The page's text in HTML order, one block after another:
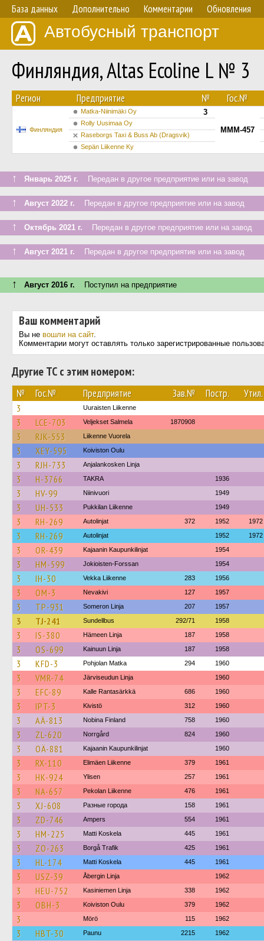
База данных Дополнительно Комментарии Обновления
Автобусный транспорт
Финляндия, Altas Ecoline L № 3
Регион Предприятие № Гос.№
Финляндия
Matka-Niinimäki Oy
3
MMM-457
Rolly Uusimaa Oy
Raseborgs Taxi & Buss Ab (Dragsvik)
Sepän Liikenne Ky
↑ Январь 2025 г. Передан в другое предприятие или на завод
↑ Август 2022 г. Передан в другое предприятие или на завод
↑ Октябрь 2021 г. Передан в другое предприятие или на завод
↑ Август 2021 г. Передан в другое предприятие или на завод
↑ Август 2016 г. Поступил на предприятие
Ваш комментарий
Вы не вошли на сайт.
Комментарии могут оставлять только зарегистрированные
Другие ТС с этим номером:
№ Гос.№ Предприятие Зав.№ Постр. Утил.
3 Uuraisten Liikenne
3 LCE-703 Veljekset Salmela 1870908
3 RJK-553 Liikenne Vuorela
3 XEY-595 Koiviston Oulu
3 RJH-733 Anjalankosken Linja
3 H-3766 TAKRA 1936
3 HV-99 Niinivuori 1949
3 UH-533 Pukkilan Liikenne 1949
3 RH-269 Autolinjat 372 1952 1972
3 RH-269 Autolinjat 1952 1972
3 OR-439 Kajaanin Kaupunkilinjat 1954
3 HM-599 Jokioisten-Forssan 1954
3 IH-30 Vekka Liikenne 283 1956
3 OM-3 Nevakivi 127 1957
3 TP-931 Someron Linja 207 1957
3 TJ-241 Sundellbus 292/71 1958
3 IS-380 Hämeen Linja 187 1958
3 OS-699 Kainuun Linja 187 1958
3 KFD-3 Pohjolan Matka 294 1960
3 VMR-74 Järviseudun Linja 1960
3 EFC-89 Kalle Rantasärkkä 686 1960
3 IPT-3 Kivistö 312 1960
3 AÄ-813 Nobina Finland 758 1960
3 ZL-620 Norrgård 824 1960
3 OÄ-881 Kajaanin Kaupunkilinjat 1960
3 RX-110 Elimäen Liikenne 379 1961
3 HK-924 Ylisen 257 1961
3 NA-657 Pekolan Liikenne 476 1961
3 XJ-608 Разные города 158 1961
3 ZD-746 Ampers 554 1961
3 HM-225 Matti Koskela 445 1961
3 ZO-263 Borgå Trafik 425 1961
3 HL-174 Matti Koskela 445 1961
3 USZ-39 Åbergin Linja 1962
3 HEU-752 Kasiniemen Linja 338 1962
3 OBH-3 Koiviston Oulu 379 1962
3 Mörö 115 1962
3 HBT-30 Paunu 2215 1962